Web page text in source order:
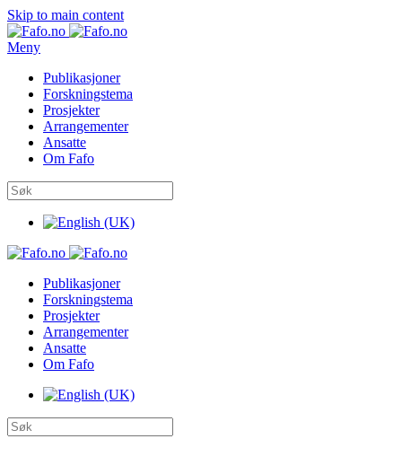
Skip to main content
Meny
Publikasjoner
Forskningstema
Prosjekter
Arrangementer
Ansatte
Om Fafo
Publikasjoner
Forskningstema
Prosjekter
Arrangementer
Ansatte
Om Fafo